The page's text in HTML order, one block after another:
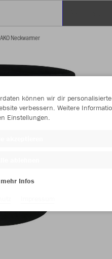
Neckwarmer
können wir dir personalisierte
verbessern. Weitere
Einstellungen.
mehr Infos